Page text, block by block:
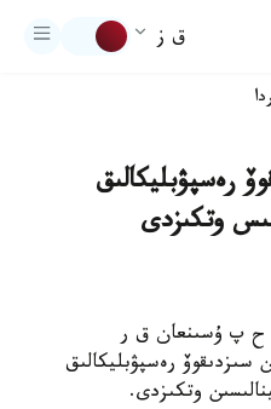
ق ز
رەسپۋبليكالىق
وتكىزدى
ح پ ۇسىنعان ق ر
سىزدىقوۆ رەسپۋبليكالىق
وتكىزدى.